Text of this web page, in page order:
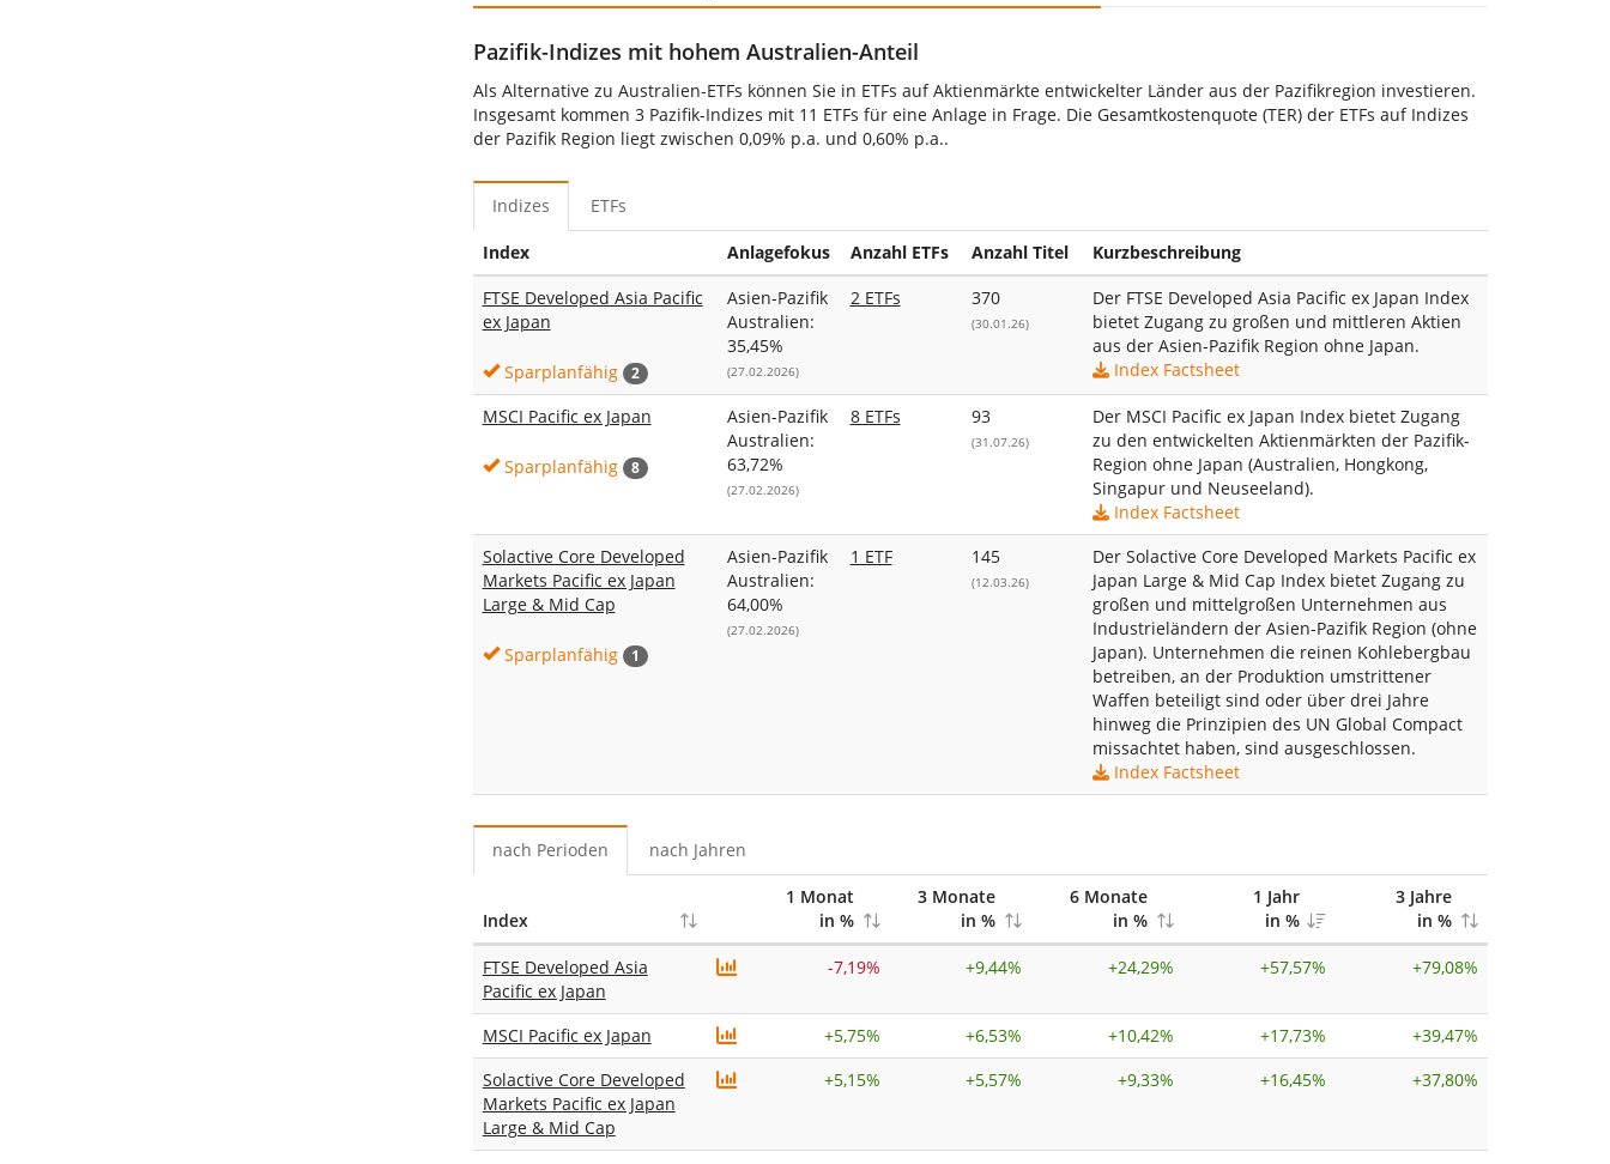
Pazifik-Indizes mit hohem Australien-Anteil
Als Alternative zu Australien-ETFs können Sie in ETFs auf Aktienmärkte entwickelter Länder aus der Pazifikregion investieren.
Insgesamt kommen 3 Pazifik-Indizes mit 11 ETFs für eine Anlage in Frage. Die Gesamtkostenquote (TER) der ETFs auf Indizes
der Pazifik Region liegt zwischen 0,09% p.a. und 0,60% p.a..
Indizes ETFs
Index Anlagefokus Anzahl ETFs Anzahl Titel
Kurzbeschreibung
FTSE Developed Asia Pacific
ex Japan
Sparplanfähig 2
Asien-Pazifik
Australien:
35,45%
(27.02.2026)
2 ETFs 370
(30.01.26)
Der FTSE Developed Asia Pacific ex Japan Index
bietet Zugang zu großen und mittleren Aktien
aus der Asien-Pazifik Region ohne Japan.
Index Factsheet
MSCI Pacific ex Japan
Sparplanfähig 8
Asien-Pazifik
Australien:
63,72%
(27.02.2026)
8 ETFs 93
(31.07.26)
Der MSCI Pacific ex Japan Index bietet Zugang
zu den entwickelten Aktienmärkten der Pazifik-
Region ohne Japan (Australien, Hongkong,
Singapur und Neuseeland).
Index Factsheet
Solactive Core Developed
Markets Pacific ex Japan
Large & Mid Cap
Sparplanfähig 1
Asien-Pazifik
Australien:
64,00%
(27.02.2026)
1 ETF 145
(12.03.26)
Der Solactive Core Developed Markets Pacific ex
Japan Large & Mid Cap Index bietet Zugang zu
großen und mittelgroßen Unternehmen aus
Industrieländern der Asien-Pazifik Region (ohne
Japan). Unternehmen die reinen Kohlebergbau
betreiben, an der Produktion umstrittener
Waffen beteiligt sind oder über drei Jahre
hinweg die Prinzipien des UN Global Compact
missachtet haben, sind ausgeschlossen.
Index Factsheet
nach Perioden nach Jahren
Index
1 Monat
in %
3 Monate
in %
6 Monate
in %
1 Jahr
in %
3 Jahre
in %
FTSE Developed Asia
Pacific ex Japan
-7,19% +9,44% +24,29% +57,57% +79,08%
MSCI Pacific ex Japan +5,75% +6,53% +10,42% +17,73% +39,47%
Solactive Core Developed
Markets Pacific ex Japan
Large & Mid Cap
+5,15% +5,57% +9,33% +16,45% +37,80%